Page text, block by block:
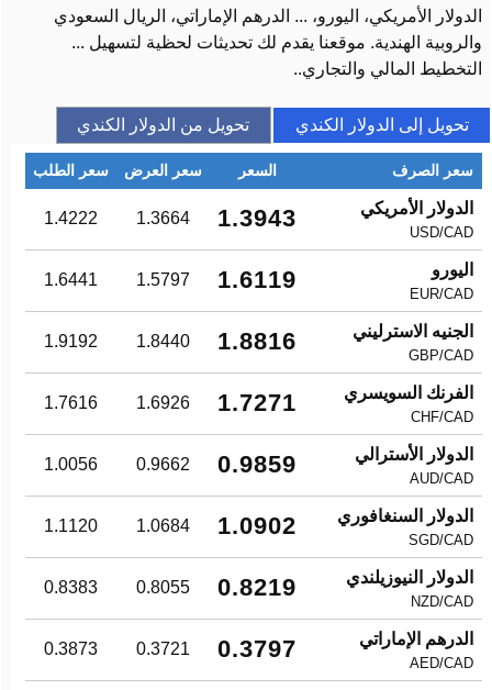
الدولار الأمريكي، اليورو، ... الدرهم الإماراتي، الريال السعودي
والروبية الهندية. موقعنا يقدم لك تحديثات لحظية لتسهيل ...
التخطيط المالي والتجاري..
تحويل إلى الدولار الكندي تحويل من الدولار الكندي
سعر الصرف السعر سعر العرض سعر الطلب
الدولار الأمريكي
USD/CAD
1.3943
1.3664
1.4222
اليورو
EUR/CAD
1.6119
1.5797
1.6441
الجنيه الاسترليني
GBP/CAD
1.8816
1.8440
1.9192
الفرنك السويسري
CHF/CAD
1.7271
1.6926
1.7616
الدولار الأسترالي
AUD/CAD
0.9859
0.9662
1.0056
الدولار السنغافوري
SGD/CAD
1.0902
1.0684
1.1120
الدولار النيوزيلندي
NZD/CAD
0.8219
0.8055
0.8383
الدرهم الإماراتي
AED/CAD
0.3797
0.3721
0.3873